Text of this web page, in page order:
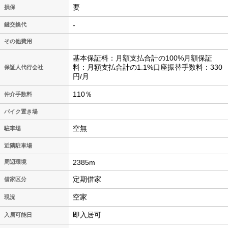
損保 要
鍵交換代 -
その他費用
保証人代行会社
基本保証料：月額支払合計の100%月額保証
料：月額支払合計の1.1%口座振替手数料：330
円/月
仲介手数料 110％
バイク置き場
駐車場 空無
近隣駐車場
周辺環境 2385m
借家区分 定期借家
現況 空家
入居可能日 即入居可